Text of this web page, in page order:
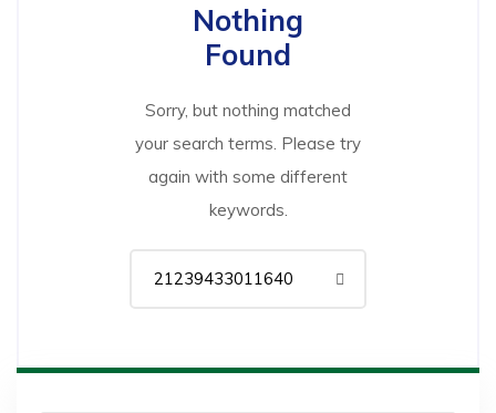
Nothing
Found
Sorry, but nothing matched
your search terms. Please try
again with some different
keywords.